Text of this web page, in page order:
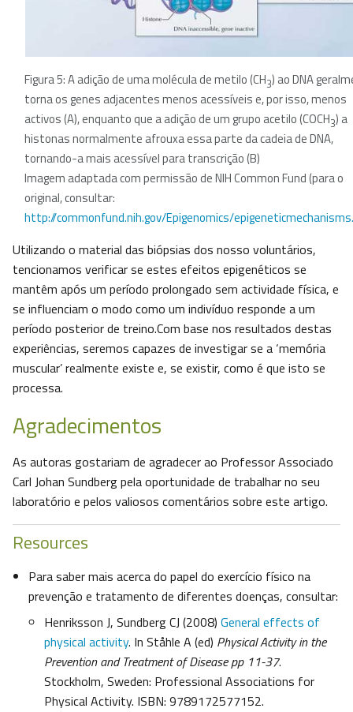
Figura 5: A adição de uma molécula de metilo (CH3) ao DNA
torna os genes adjacentes menos acessíveis e, por isso, menos
activos (A), enquanto que a adição de um grupo acetilo (COCH3) a
histonas normalmente afrouxa essa parte da cadeia de DNA,
tornando-a mais acessível para transcrição (B)
Imagem adaptada com permissão de NIH Common Fund (para o
original, consultar:
http://commonfund.nih.gov/Epigenomics/
Utilizando o material das biópsias dos nosso voluntários,
tencionamos verificar se estes efeitos epigenéticos se
mantêm após um período prolongado sem actividade física, e
se influenciam o modo como um indivíduo responde a um
período posterior de treino.Com base nos resultados destas
experiências, seremos capazes de investigar se a ‘memória
muscular’ realmente existe e, se existir, como é que isto se
processa.
Agradecimentos
As autoras gostariam de agradecer ao Professor Associado
Carl Johan Sundberg pela oportunidade de trabalhar no seu
laboratório e pelos valiosos comentários sobre este artigo.
Resources
Para saber mais acerca do papel do exercício físico na
prevenção e tratamento de diferentes doenças, consultar:
Henriksson J, Sundberg CJ (2008) General effects of
physical activity. In Ståhle A (ed) Physical Activity in the
Prevention and Treatment of Disease pp 11-37.
Stockholm, Sweden: Professional Associations for
Physical Activity. ISBN: 9789172577152.